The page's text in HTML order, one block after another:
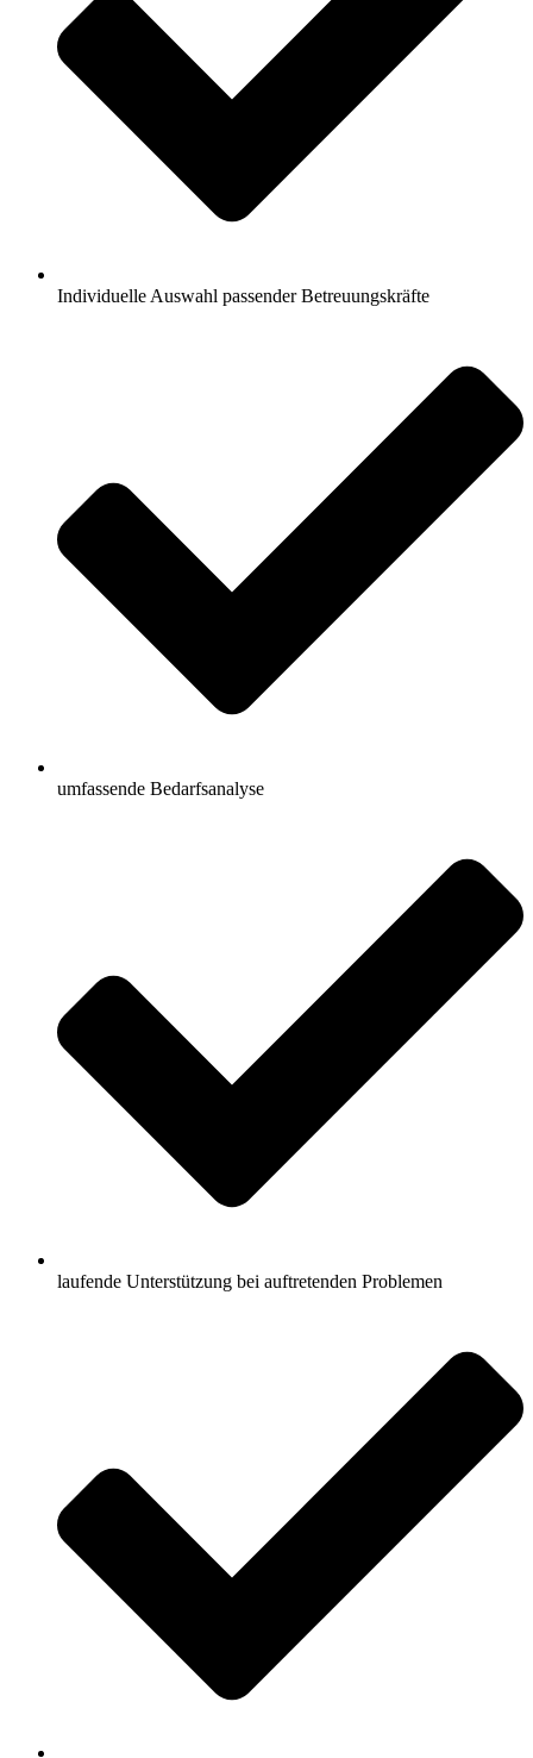
Individuelle Auswahl passender Betreuungskräfte
umfassende Bedarfsanalyse
laufende Unterstützung bei auftretenden Problemen